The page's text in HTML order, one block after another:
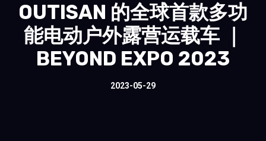
OUTISAN 的全球首款多功
能电动户外露营运载车 ｜
BEYOND EXPO 2023
2023-05-29